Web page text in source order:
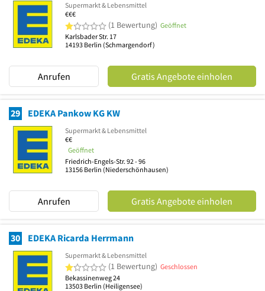
Supermarkt & Lebensmittel
€€€
1 von 5 Sternen
(1 Bewertung) Geöffnet
Karlsbader Str. 17
14193 Berlin (Schmargendorf)
Anrufen Gratis Angebote einholen
29 EDEKA Pankow KG KW
Supermarkt & Lebensmittel
€€
Geöffnet
Friedrich-Engels-Str. 92 - 96
13156 Berlin (Niederschönhausen)
Anrufen Gratis Angebote einholen
30 EDEKA Ricarda Herrmann
Supermarkt & Lebensmittel
1 von 5 Sternen
(1 Bewertung) Geschlossen
Bekassinenweg 24
13503 Berlin (Heiligensee)